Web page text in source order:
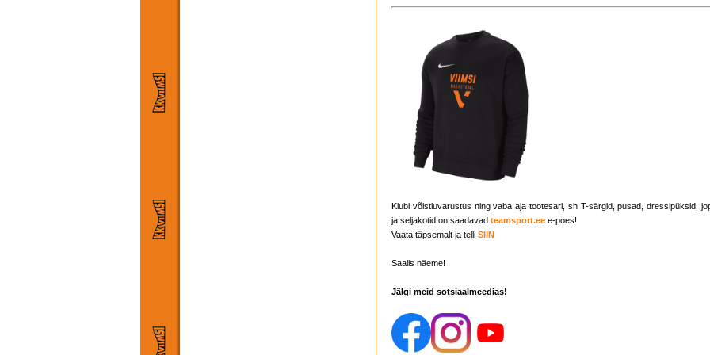
Klubi võistluvarustus ning vaba aja tootesari, sh T-särgid, pusad, dressipüksid,
ja seljakotid on saadavad teamsport.ee e-poes!
Vaata täpsemalt ja telli SIIN
Saalis näeme!
Jälgi meid sotsiaalmeedias!